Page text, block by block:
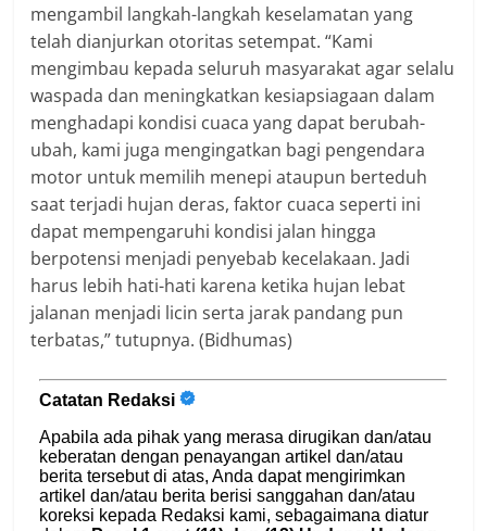
mengambil langkah-langkah keselamatan yang
telah dianjurkan otoritas setempat. “Kami
mengimbau kepada seluruh masyarakat agar selalu
waspada dan meningkatkan kesiapsiagaan dalam
menghadapi kondisi cuaca yang dapat berubah-
ubah, kami juga mengingatkan bagi pengendara
motor untuk memilih menepi ataupun berteduh
saat terjadi hujan deras, faktor cuaca seperti ini
dapat mempengaruhi kondisi jalan hingga
berpotensi menjadi penyebab kecelakaan. Jadi
harus lebih hati-hati karena ketika hujan lebat
jalanan menjadi licin serta jarak pandang pun
terbatas,” tutupnya. (Bidhumas)